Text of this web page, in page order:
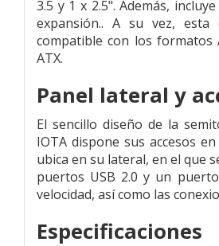
3.5 y 1 x 2.5". Además,
expansión.. A su vez,
compatible con los formatos
ATX.
Panel lateral y
El sencillo diseño de la
IOTA dispone sus accesos
ubica en su lateral, en el que
puertos USB 2.0 y un
velocidad, así como las
Especificaciones